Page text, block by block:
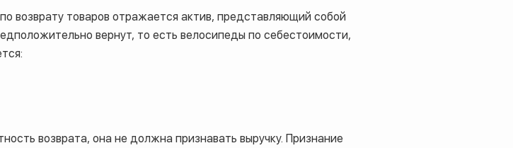
возврату товаров отражается актив, представляющий собой
вернут, то есть велосипеды по себестоимости,
возврата, она не должна признавать выручку. Признание